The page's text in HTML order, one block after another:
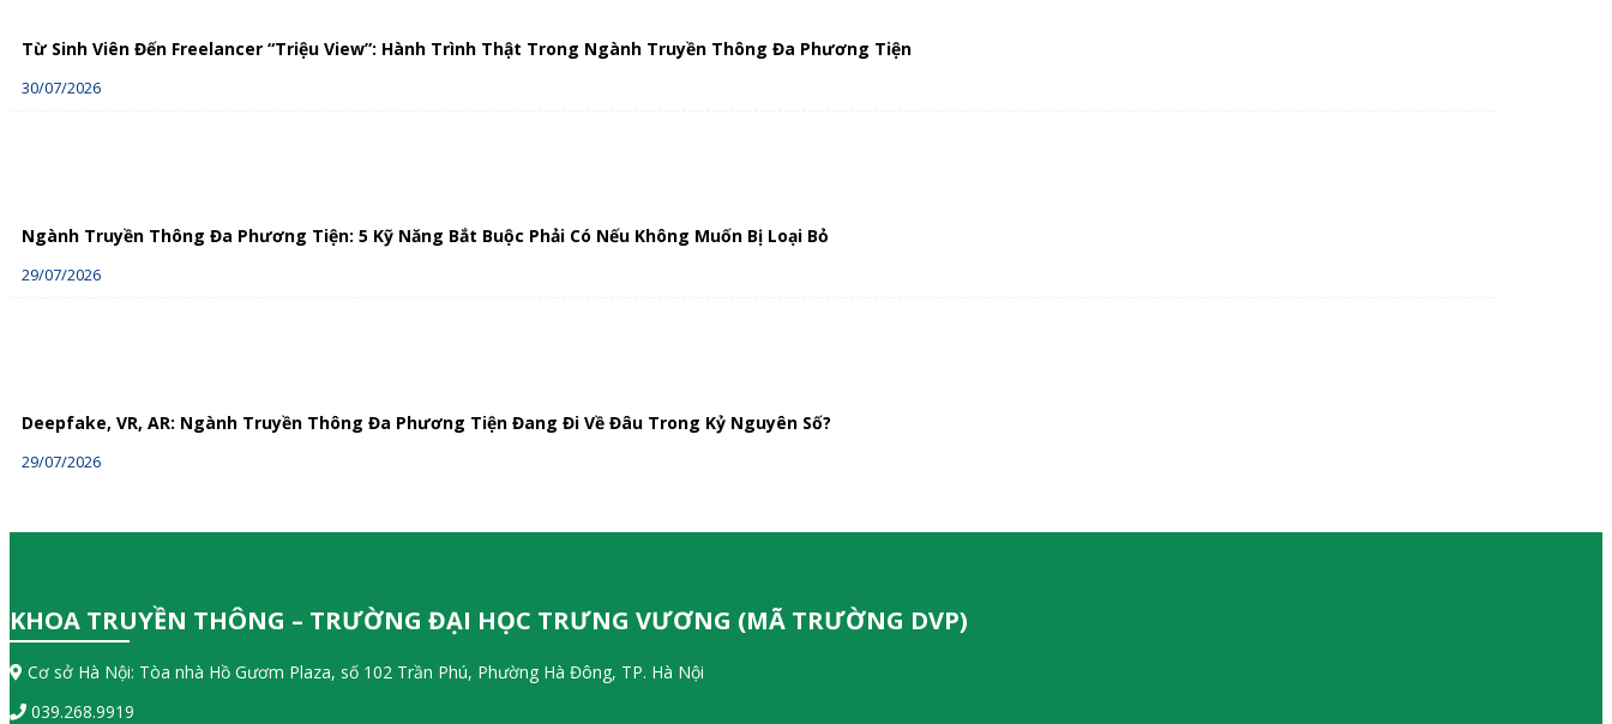
Từ Sinh Viên Đến Freelancer “Triệu View”: Hành Trình Thật Trong Ngành Truyền Thông Đa Phương Tiện
30/07/2026
Ngành Truyền Thông Đa Phương Tiện: 5 Kỹ Năng Bắt Buộc Phải Có Nếu Không Muốn Bị Loại Bỏ
29/07/2026
Deepfake, VR, AR: Ngành Truyền Thông Đa Phương Tiện Đang Đi Về Đâu Trong Kỷ Nguyên Số?
29/07/2026
KHOA TRUYỀN THÔNG – TRƯỜNG ĐẠI HỌC TRƯNG VƯƠNG (MÃ TRƯỜNG DVP)
Cơ sở Hà Nội: Tòa nhà Hồ Gươm Plaza, số 102 Trần Phú, Phường Hà Đông, TP. Hà Nội
039.268.9919